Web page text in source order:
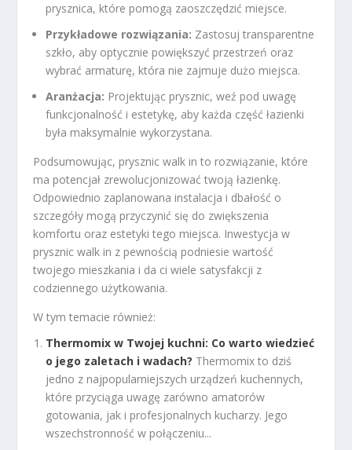
prysznica, które pomogą zaoszczędzić miejsce.
Przykładowe rozwiązania: Zastosuj transparentne
szkło, aby optycznie powiększyć przestrzeń oraz
wybrać armaturę, która nie zajmuje dużo miejsca.
Aranżacja: Projektując prysznic, weź pod uwagę
funkcjonalność i estetykę, aby każda część łazienki
była maksymalnie wykorzystana.
Podsumowując, prysznic walk in to rozwiązanie, które
ma potencjał zrewolucjonizować twoją łazienkę.
Odpowiednio zaplanowana instalacja i dbałość o
szczegóły mogą przyczynić się do zwiększenia
komfortu oraz estetyki tego miejsca. Inwestycja w
prysznic walk in z pewnością podniesie wartość
twojego mieszkania i da ci wiele satysfakcji z
codziennego użytkowania.
W tym temacie również:
Thermomix w Twojej kuchni: Co warto wiedzieć
o jego zaletach i wadach? Thermomix to dziś
jedno z najpopularniejszych urządzeń kuchennych,
które przyciąga uwagę zarówno amatorów
gotowania, jak i profesjonalnych kucharzy. Jego
wszechstronność w połączeniu...